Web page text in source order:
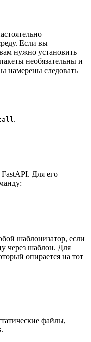
Если вы
нужно установить
необязательны и
намерены следовать
.
Для его
шаблонизатор, если
через шаблон. Для
опирается на тот
файлы,